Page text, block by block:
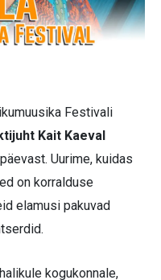
Festivali
Kait Kaeval
Uurime, kuidas
on korralduse
elamusi pakuvad
kogukonnale,